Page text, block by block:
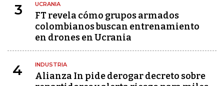
3 UCRANIA
FT revela cómo grupos armados
colombianos buscan entrenamiento
en drones en Ucrania
4 INDUSTRIA
Alianza In pide derogar decreto sobre